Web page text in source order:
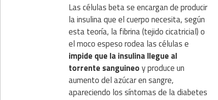
Las células beta se encargan de producir
la insulina que el cuerpo necesita, según
esta teoría, la fibrina (tejido cicatricial) o
el moco espeso rodea las células e
impide que la insulina llegue al
torrente sanguineoy produce un
aumento del azúcar en sangre,
apareciendo los síntomas de la diabetes